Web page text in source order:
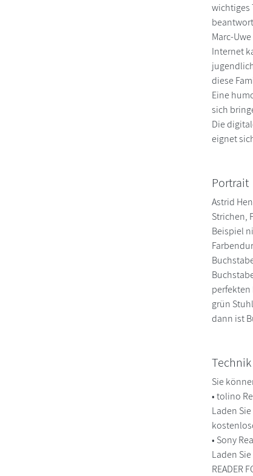
wichtiges
Marc-
Internet
diese
Eine
sich
Die
eignet
Portrait
Astrid
Beispiel
perfekten
grün
dann ist
Technik
Sie
• tolino
Laden
• Sony
Laden
READER